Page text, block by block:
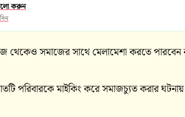
করুন
থেকেও সমাজের সাথে মেলামেশা করতে
পরিবারকে মাইকিং করে সমাজচ্যুত করার